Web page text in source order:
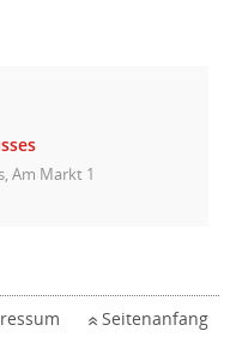
Am Markt 1
Seitenanfang